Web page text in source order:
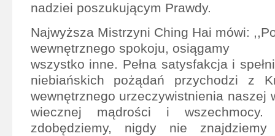
nadziei poszukującym Prawdy.
Najwyższa Mistrzyni Ching Hai mówi:
wewnętrznego spokoju, osiągamy
wszystko inne. Pełna satysfakcja i
niebiańskich pożądań przychodzi z
wewnętrznego urzeczywistnienia naszej
wiecznej mądrości i
zdobędziemy, nigdy nie